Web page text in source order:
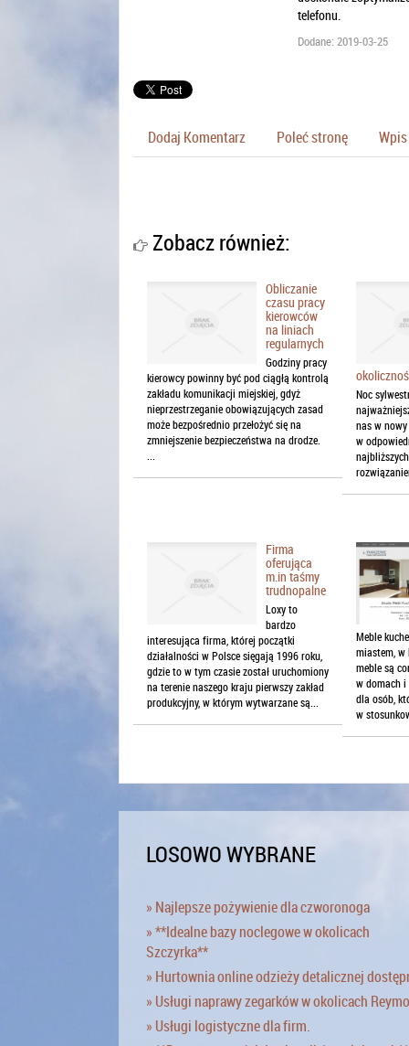
telefonu.
Dodane: 2019-03-25
Dodaj Komentarz Poleć stronę
Zobacz również:
Obliczanie
czasu pracy
kierowców
na liniach
regularnych
Godziny pracy
kierowcy powinny być pod ciągłą kontrolą
zakładu komunikacji miejskiej, gdyż
nieprzestrzeganie obowiązujących zasad
może bezpośrednio przełożyć się na
zmniejszenie bezpieczeństwa na drodze.
Noc
nas w
w
Firma
oferująca
m.in taśmy
trudnopalne
Loxy to
bardzo
interesująca firma, której początki
działalności w Polsce sięgają 1996 roku,
gdzie to w tym czasie został uruchomiony
na terenie naszego kraju pierwszy zakład
produkcyjny, w którym wytwarzane są...
Meble
miastem,
meble są
w domach
dla osób,
w
LOSOWO WYBRANE
» Najlepsze pożywienie dla czworonoga
» **Idealne bazy noclegowe w okolicach
Szczyrka**
» Hurtownia online odzieży detalicznej
» Usługi naprawy zegarków w okolicach
» Usługi logistyczne dla firm.